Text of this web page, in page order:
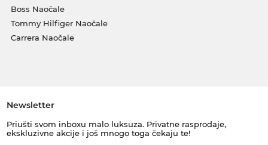
Boss Naočale
Tommy Hilfiger Naočale
Carrera Naočale
Newsletter
Priušti svom inboxu malo luksuza. Privatne rasprodaje,
ekskluzivne akcije i još mnogo toga čekaju te!